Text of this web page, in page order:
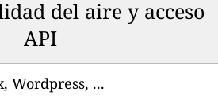
del aire y acceso
API
Wordpress, ...